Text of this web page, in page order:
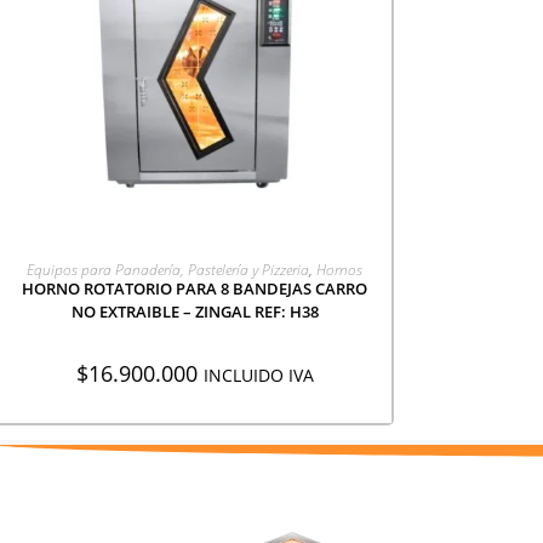
AGREGAR A COTIZACIÓN
Equipos para Panadería, Pastelería y Pizzeria, Hornos
HORNO ROTATORIO PARA 8 BANDEJAS CARRO
NO EXTRAIBLE – ZINGAL REF: H38
$16.900.000 INCLUIDO IVA